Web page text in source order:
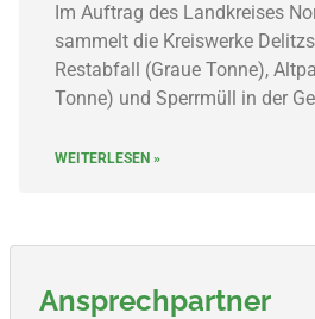
Im Auftrag des Landkreises
sammelt die Kreiswerke
Restabfall (Graue Tonne),
Tonne) und Sperrmüll in der
WEITERLESEN »
Ansprechpartner